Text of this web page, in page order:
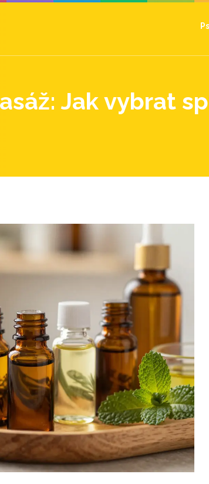
Jak vybrat